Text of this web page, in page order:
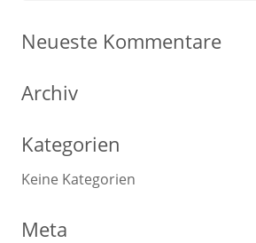
Neueste Kommentare
Archiv
Kategorien
Keine Kategorien
Meta